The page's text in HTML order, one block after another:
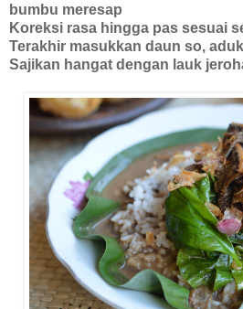
bumbu meresap
Koreksi rasa hingga pas sesuai
Terakhir masukkan daun so,
Sajikan hangat dengan lauk